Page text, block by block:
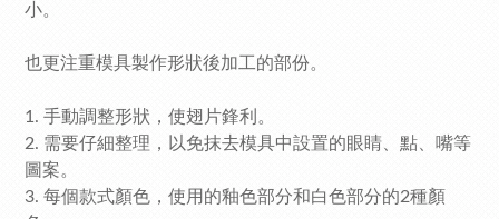
小。
也更注重模具製作形狀後加工的部份。
1. 手動調整形狀，使翅片鋒利。
2. 需要仔細整理，以免抹去模具中設置的眼睛、點、嘴等
圖案。
3. 每個款式顏色，使用的釉色部分和白色部分的2種顏